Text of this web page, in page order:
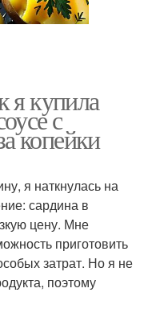
я купила
с
копейки
я наткнулась на
сардина в
цену. Мне
приготовить
затрат. Но я не
поэтому